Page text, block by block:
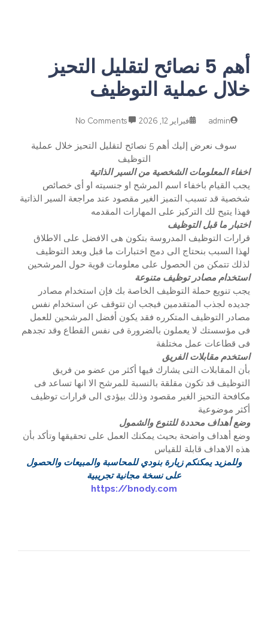
أهم 5 نصائح لتقليل التحيز
خلال عملية التوظيف
admin فبراير 12, 2026
سوف نعرض إليك أهم 5 نصائح لتقليل التحيز خلال عملية
التوظيف
اخفاء المعلومات الشخصية من السير الذاتية
يجب القيام باخفاء اسم المرشح او جنسيته او أى خصائص
شخصية قد تسبب التميز الغير مقصود عند مراجعة السير الذاتية
فهذا يتيح لك التركيز على المهارات المقدمه
اختبار ما قبل التوظيف
قرارات التوظيف المدروسة بتكون هى الافضل على الاطلاق
لهذا السبب بنحتاج الى دمج اختبارات ما قبل وبعد التوظيف
لذلك تتمكن من الحصول على معلومات قوية حول المرشحين
استخدام مصادر توظيف متنوعة
يجب تنويع حملة التوظيف الخاصة بك فإن استخدام مصادر
جديده لجذب المتقدمين فيجب ان تتوقف عن استخدام نفس
مصادر التوظيف المتكرره فقد يكون أفضل المرشحين للعمل
فى مؤسستك لا يعملون بالضرورة فى نفس القطاع وقد تجدهم
فى قطاعات عمل مختلفة
استخدم مقابلات الفريق
بأن المقابلات التى يشارك فيها أكثر من عضو من فريق
التوظيف قد تكون مقلقة بالنسبة للمرشح الا انها تساعد فى
مكافحة التحيز الغير مقصود وذلك بيؤدى الى قرارات توظيف
أكثر موضوعية
وضع أهداف محددة للتنوع والشمول
وضع أهداف واضحة بحيث يمكنك العمل على تحقيقها وتأكد بأن
هذه الاهداف قابلة للقياس
وللمزيد يمكنكم زيارة بنودي للمحاسبة والمبيعات والحصول
على نسخة مجانية تجريبية
https://bnody.com